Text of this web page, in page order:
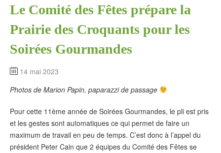
Le Comité des Fêtes prépare la
Prairie des Croquants pour les
Soirées Gourmandes
14 mai 2023
Photos de Marion Papin, paparazzi de passage
Pour cette 11ème année de Soirées Gourmandes, le pli est pris
et les gestes sont automatiques ce qui permet de faire un
maximum de travail en peu de temps. C’est donc à l’appel du
président Peter Cain que 2 équipes du Comité des Fêtes se